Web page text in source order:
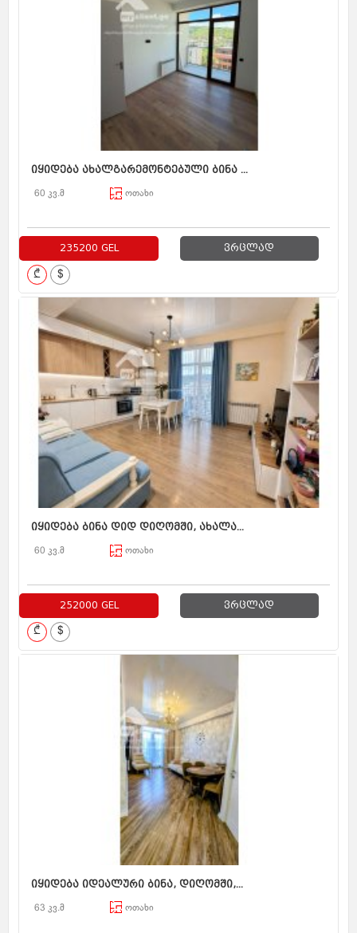
იყიდება ახალგარემონტებული ბინა ...
60 კვ.მ ოთახი
235200 GEL ვრცლად
₾ $
იყიდება ბინა დიდ დიღომში, ახალა...
60 კვ.მ ოთახი
252000 GEL ვრცლად
₾ $
იყიდება იდეალური ბინა, დიღომში,...
63 კვ.მ ოთახი